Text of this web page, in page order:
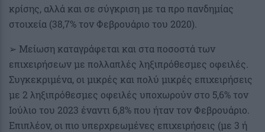
κρίσης, αλλά και σε σύγκριση με τα προ πανδημίας
στοιχεία (38,7% τον Φεβρουάριο του 2020).
➢ Μείωση καταγράφεται και στα ποσοστά των
επιχειρήσεων με πολλαπλές ληξιπρόθεσμες οφειλές.
Συγκεκριμένα, οι μικρές και πολύ μικρές επιχειρήσεις
με 2 ληξιπρόθεσμες οφειλές υποχωρούν στο 5,6% τον
Ιούλιο του 2023 έναντι 6,8% που ήταν τον Φεβρουάριο.
Επιπλέον, οι πιο υπερχρεωμένες επιχειρήσεις (με 3 ή